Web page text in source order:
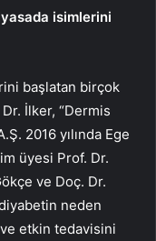
isimlerini
başlatan birçok
İlker, “Dermis
2016 yılında Ege
üyesi Prof. Dr.
ve Doç. Dr.
neden
ve etkin tedavisini